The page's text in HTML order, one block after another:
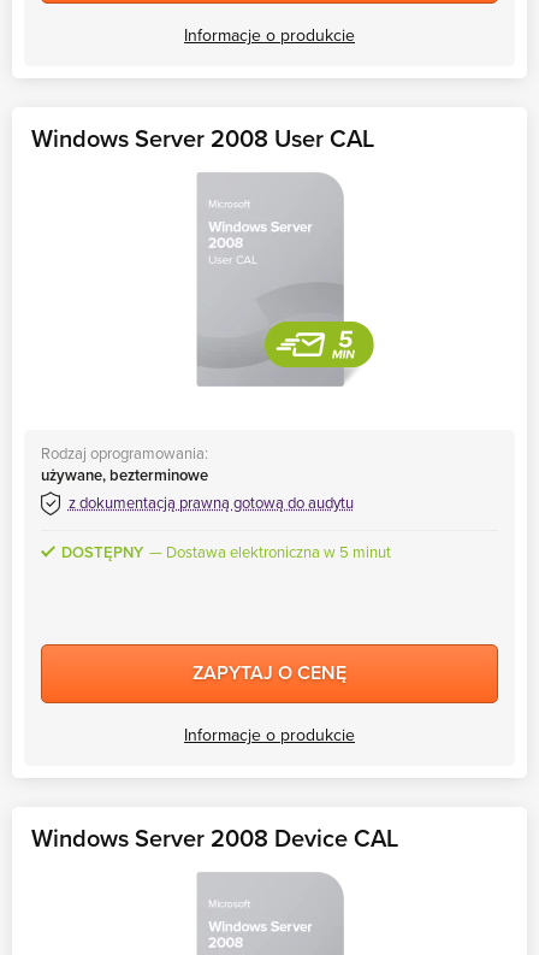
Informacje o produkcie
Windows Server 2008 User CAL
Rodzaj oprogramowania:
używane, bezterminowe
z dokumentacją prawną gotową do audytu
DOSTĘPNY Dostawa elektroniczna w 5 minut
ZAPYTAJ O CENĘ
Informacje o produkcie
Windows Server 2008 Device CAL